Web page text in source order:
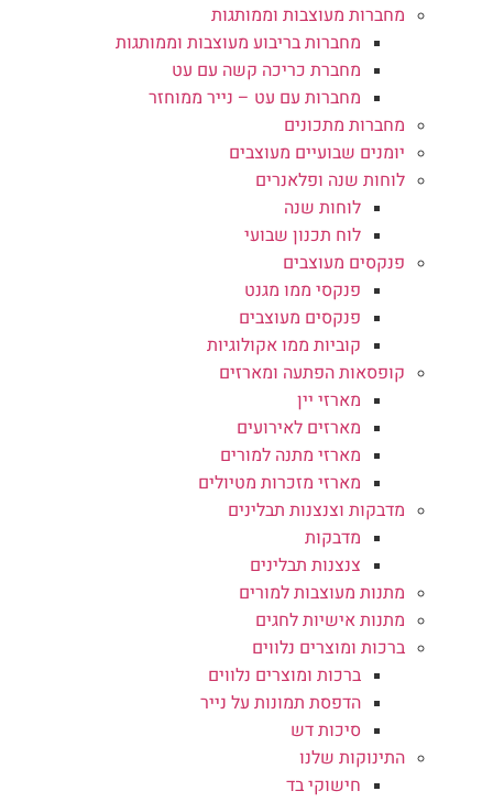
מחברות מעוצבות וממותגות
מחברות בריבוע מעוצבות וממותגות
מחברת כריכה קשה עם עט
מחברות עם עט – נייר ממוחזר
מחברות מתכונים
יומנים שבועיים מעוצבים
לוחות שנה ופלאנרים
לוחות שנה
לוח תכנון שבועי
פנקסים מעוצבים
פנקסי ממו מגנט
פנקסים מעוצבים
קוביות ממו אקולוגיות
קופסאות הפתעה ומארזים
מארזי יין
מארזים לאירועים
מארזי מתנה למורים
מארזי מזכרות מטיולים
מדבקות וצנצנות תבלינים
מדבקות
צנצנות תבלינים
מתנות מעוצבות למורים
מתנות אישיות לחגים
ברכות ומוצרים נלווים
ברכות ומוצרים נלווים
הדפסת תמונות על נייר
סיכות דש
התינוקות שלנו
חישוקי בד